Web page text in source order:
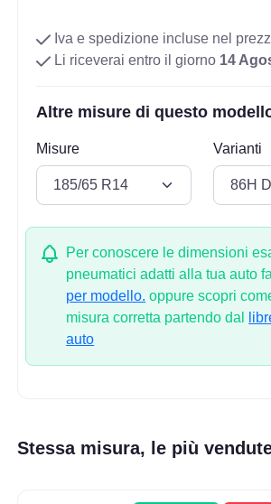
Iva e spedizione incluse nel
Li riceverai entro il giorno 14
Altre misure di questo
Misure Varianti
Per conoscere le dimensioni
pneumatici adatti alla tua auto
per modello. oppure scopri
misura corretta partendo dal
auto
Stessa misura, le più